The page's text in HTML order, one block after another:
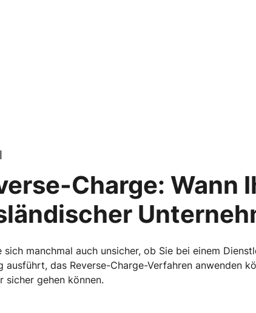
Charge: Wann
sich manchmal auch unsicher, ob Sie bei einem
ausführt, das Reverse-Charge-Verfahren anwenden
sicher gehen können.